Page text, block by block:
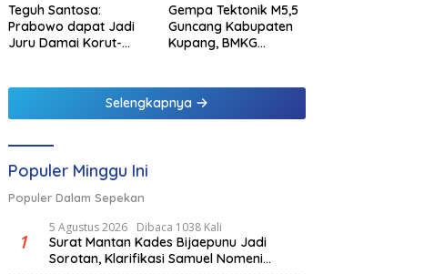
Teguh Santosa:
Prabowo dapat Jadi
Juru Damai Korut-
Gempa Tektonik M5,5
Guncang Kabupaten
Kupang, BMKG
Selengkapnya
Populer Minggu Ini
Populer Dalam Sepekan
1
5 Agustus 2026 Dibaca 1038 Kali
Surat Mantan Kades Bijaepunu Jadi
Sorotan, Klarifikasi Samuel Nomeni